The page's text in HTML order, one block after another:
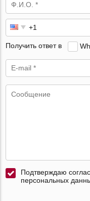
Получить ответ в
Подтверждаю
персональных